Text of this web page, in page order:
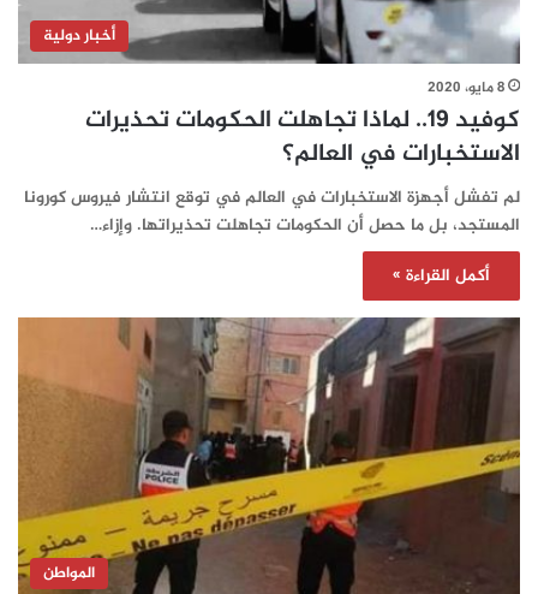
أخبار دولية
8 مايو، 2020
كوفيد 19.. لماذا تجاهلت الحكومات تحذيرات
الاستخبارات في العالم؟
لم تفشل أجهزة الاستخبارات في العالم في توقع انتشار فيروس كورونا
المستجد، بل ما حصل أن الحكومات تجاهلت تحذيراتها. وإزاء…
أكمل القراءة »
المواطن